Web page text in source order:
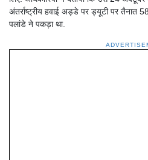
अंतर्राष्ट्रीय हवाई अड्डे पर ड्यूटी पर तैनात
पलांडे ने पकड़ा था.